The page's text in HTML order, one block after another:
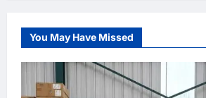
You May Have Missed